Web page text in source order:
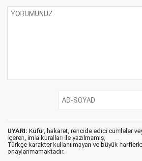
UYARI: Küfür, hakaret, rencide edici cümleler
içeren, imla kuralları ile yazılmamış,
Türkçe karakter kullanılmayan ve büyük
onaylanmamaktadır.